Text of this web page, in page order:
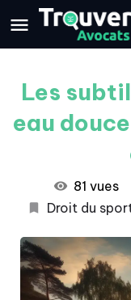
Les
eau
81 vues
Droit du